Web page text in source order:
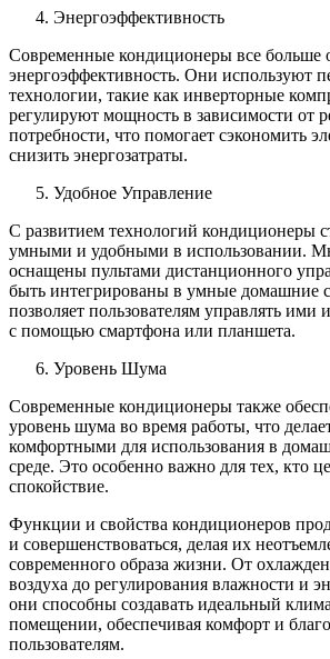
Энергоэффективность
Современные кондиционеры все больше
энергоэффективность. Они используют
технологии, такие как инверторные
регулируют мощность в зависимости от
потребности, что помогает сэкономить
снизить энергозатраты.
Удобное Управление
С развитием технологий кондиционеры
умными и удобными в использовании.
оснащены пультами дистанционного
быть интегрированы в умные домашние
позволяет пользователям управлять ими
с помощью смартфона или планшета.
Уровень Шума
Современные кондиционеры также
уровень шума во время работы, что
комфортными для использования в
среде. Это особенно важно для тех, кто
спокойствие.
Функции и свойства кондиционеров
и совершенствоваться, делая их
современного образа жизни. От
воздуха до регулирования влажности и
они способны создавать идеальный
помещении, обеспечивая комфорт и
пользователям.